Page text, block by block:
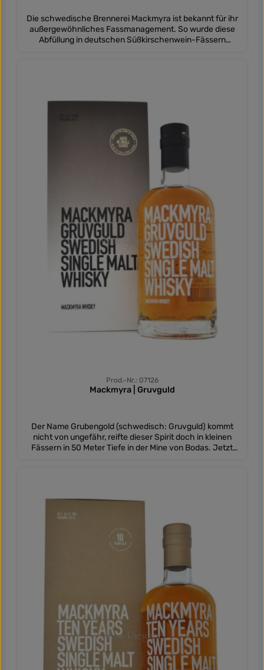
Die schwedische Brennerei Mackmyra ist bekannt für ihr
außergewöhnliches Fassmanagement. So wurde diese
Abfüllung in deutschen Süßkirschenwein-Fässern
dem Whisky, der ihnen gewidmet wurde: “Finally, we have
it ! This particular whisky gets to its perfect maturity in
extraordinary German sweet cherry wine casks. We hope
you all enjoy it… let‘s Rock the Night and Taste the Sting!”
Prod.-Nr.: 07126
Mackmyra | Gruvguld
Der Name Grubengold (schwedisch: Gruvguld) kommt
nicht von ungefähr, reifte dieser Spirit doch in kleinen
Fässern in 50 Meter Tiefe in der Mine von Bodas. Jetzt
kleine Fässer von 30 Liter bis 128 Liter
Fassungsvermögen zum Einsatz. Dabei wird bei
Mackmyra wieder einmal mit vielen Hölzern hantiert. Ob
Ex-Bourbonfässer, Oloroso-Sherryfässer, schwedische
Eiche oder neue Fässer aus amerikanischer Eiche, in
denen zuvor für eine kurze Zeit Oloroso-Sherry lag - sie
alle trugen an der Entstehung dieses Whiskys ihren Teil
dazu bei. Schon in der Nase versucht der Single Malt sich
selbst zu übertrumpfen. Fruchtige Zitrusnoten, zarte
Birne, rote Johannisbeere, saftige Waldbeeren und die
süßlichen Noten von Rosinen spielen mit würzigen
Aromen und den Röstaromen der Hölzer. Die Süße von
Vanille, Marzipan und Karamell verbinden sich mit den
würzigen Noten von Nüssen, etwas Teer und krautigen
Noten von Anis, Ingwer und getrocknetem Tabak. Die
Aromenvielfalt setzt sich am Gaumen unbeeindruckt